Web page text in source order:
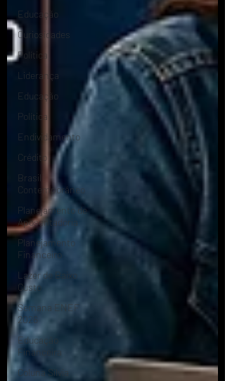
Educação
Curiosidades
Política
Liderança
Educação
Política
Endividamento
Crédito
Brasil
Contemporâneo
Planejamento de
Aposentadoria
Planejamento
Financeiro
Lazer de Baixo
Custo
Semana ENEF
2026
Educação
Financeira
Coluna Silvia